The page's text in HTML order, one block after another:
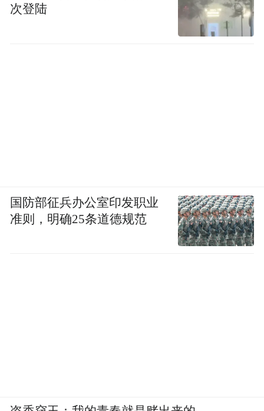
次登陆
国防部征兵办公室印发职业
准则，明确25条道德规范